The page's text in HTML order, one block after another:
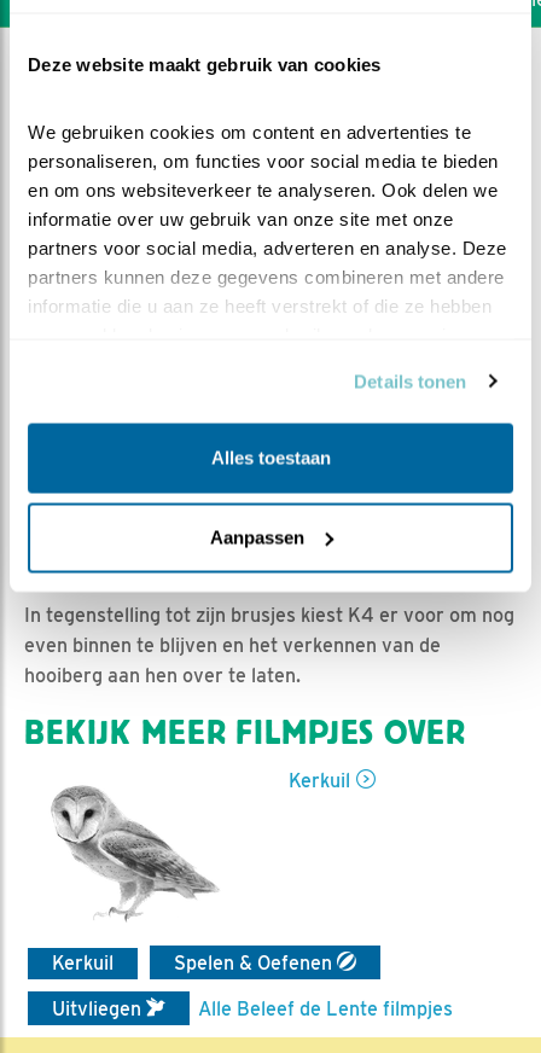
Deze website maakt gebruik van cookies
We gebruiken cookies om content en advertenties te
personaliseren, om functies voor social media te bieden
en om ons websiteverkeer te analyseren. Ook delen we
informatie over uw gebruik van onze site met onze
partners voor social media, adverteren en analyse. Deze
partners kunnen deze gegevens combineren met andere
informatie die u aan ze heeft verstrekt of die ze hebben
Details tonen
Alles toestaan
Aanpassen
Ik blijf nog even binnen
Ed Hoogkamer | Geplaatst op 8 juli 2025, 14:47 |
Vind ik leuk| Bewaar dit filmpje|
276x
In tegenstelling tot zijn brusjes kiest K4 er voor om nog
even binnen te blijven en het verkennen van de
hooiberg aan hen over te laten.
BEKIJK MEER FILMPJES OVER
Kerkuil
Kerkuil
Spelen & Oefenen
Uitvliegen
Alle Beleef de Lente filmpjes